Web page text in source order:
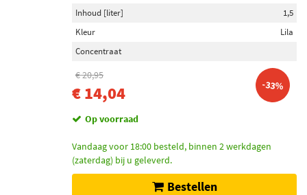
Inhoud [liter]
1,5
Kleur
Lila
Concentraat
€ 20,95
€ 14,04 -33%
Op voorraad
Vandaag voor 18:00 besteld, binnen 2 werkdagen
(zaterdag) bij u geleverd.
Bestellen